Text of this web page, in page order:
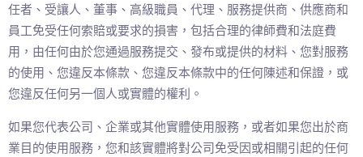
任者、受讓人、董事、高級職員、代理、服務提供商、供應商和
員工免受任何索賠或要求的損害，包括合理的律師費和法庭費
用，由任何由於您通過服務提交、發布或提供的材料、您對服務
的使用、您違反本條款、您違反本條款中的任何陳述和保證，或
您違反任何另一個人或實體的權利。
如果您代表公司、企業或其他實體使用服務，或者如果您出於商
業目的使用服務，您和該實體將對公司免受因或相關引起的任何